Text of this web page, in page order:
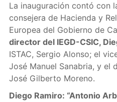
La inauguración contó con
consejera de Hacienda y
Europea del Gobierno de
director del IEGD-CSIC,
ISTAC, Sergio Alonso; el
José Manuel Sanabria, y el
José Gilberto Moreno.
Diego Ramiro: “Antonio